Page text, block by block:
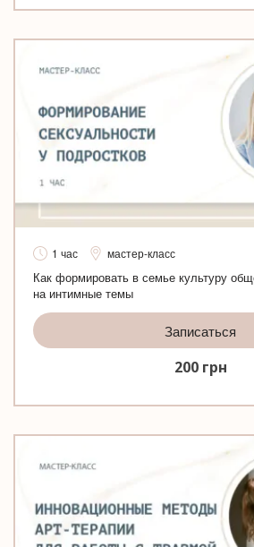
1 час мастер-класс
Как формировать в семье культуру
на интимные темы
Записаться
200 грн